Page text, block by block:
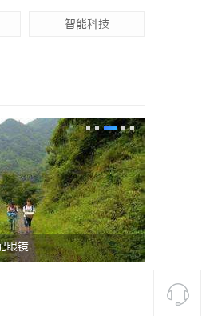
智能科技
3d激光内雕机：精密雕刻与创新应用